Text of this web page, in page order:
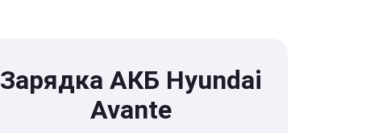
Зарядка АКБ Hyundai
Avante